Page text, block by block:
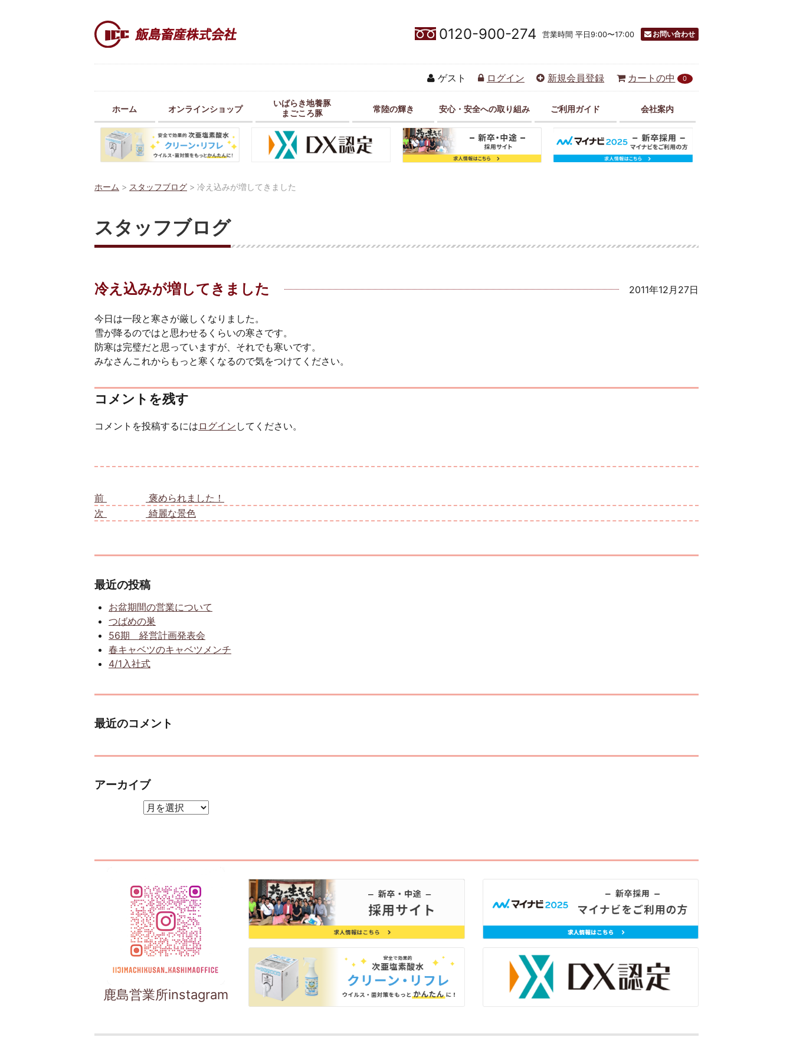
0120-900-274 営業時間 平日9:00〜17:00 お問い合わせ
ゲスト ログイン 新規会員登録 カートの中 0
ホーム オンラインショップ
いばらき地養豚
まごころ豚
常陸の輝き 安心・安全への取り組み ご利用ガイド 会社案内
ホーム > スタッフブログ > 冷え込みが増してきました
スタッフブログ
冷え込みが増してきました 2011年12月27日
今日は一段と寒さが厳しくなりました。
雪が降るのではと思わせるくらいの寒さです。
防寒は完璧だと思っていますが、それでも寒いです。
みなさんこれからもっと寒くなるので気をつけてください。
コメントを残す
コメントを投稿するには ログイン してください。
前
褒められました！
次
綺麗な景色
最近の投稿
お盆期間の営業について
つばめの巣
56期 経営計画発表会
春キャベツのキャベツメンチ
4/1入社式
最近のコメント
アーカイブ
鹿島営業所instagram